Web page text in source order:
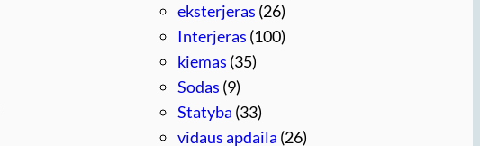
eksterjeras (26)
Interjeras (100)
kiemas (35)
Sodas (9)
Statyba (33)
vidaus apdaila (26)